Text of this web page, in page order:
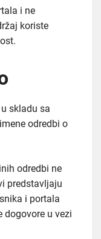
i ne
koriste
skladu sa
odredbi o
odredbi ne
predstavljaju
i portala
dogovore u vezi